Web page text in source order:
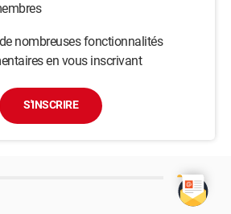
nombreuses fonctionnalités
en vous inscrivant
S'INSCRIRE